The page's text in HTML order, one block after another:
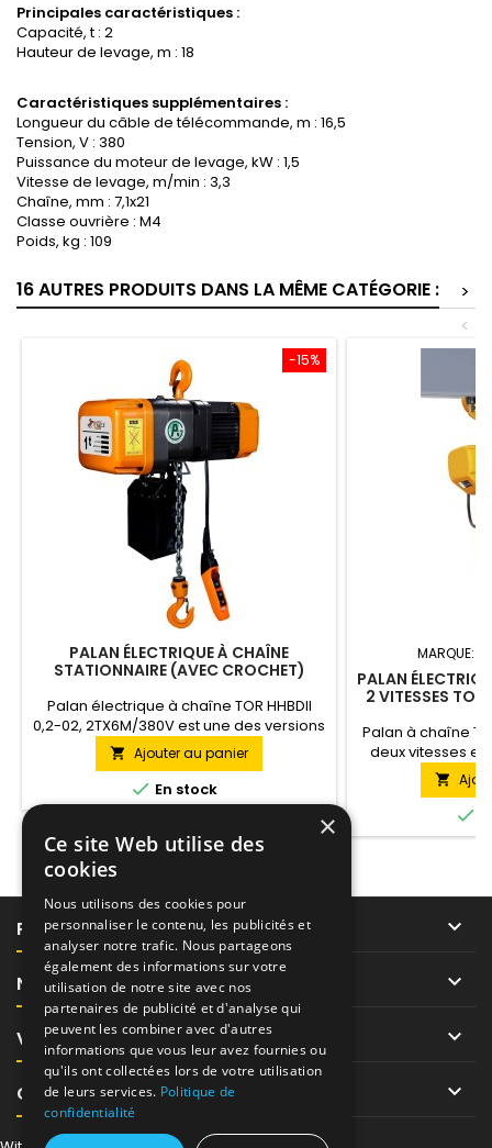
Principales caractéristiques :
Capacité, t : 2
Hauteur de levage, m : 18
Caractéristiques supplémentaires :
Longueur du câble de télécommande, m : 16,5
Tension, V : 380
Puissance du moteur de levage, kW : 1,5
Vitesse de levage, m/min : 3,3
Chaîne, mm : 7,1x21
Classe ouvrière : M4
Poids, kg : 109
16 AUTRES PRODUITS DANS LA MÊME CATÉGORIE :
>
<
-15%
PALAN ÉLECTRIQUE À CHAÎNE
STATIONNAIRE (AVEC CROCHET)
Palan électrique à chaîne TOR HHBDII
0,2-02, 2TX6M/380V est une des versions
du modèle HHBDII. Cette version soulève
des charges pesant jusqu'à 2 tonnes s
jusqu'à une hauteur de 6 mètres. Ce
palan est réalisé en version stationnaire.
 Ajouter au panier
 En stock
MARQUE:
PALAN
2 VITESSES
Palan à chaîne
deux vitesses
modèle HHBD.
charges pesant
une hauteur de
réalisé en


PRODUITS 
NOTRE SOCIÉTÉ 
VOTRE COMPTE 
CONTACT 
×
Ce site Web utilise des
cookies
Nous utilisons des cookies pour
personnaliser le contenu, les publicités et
analyser notre trafic. Nous partageons
également des informations sur votre
utilisation de notre site avec nos
partenaires de publicité et d'analyse qui
peuvent les combiner avec d'autres
informations que vous leur avez fournies ou
qu'ils ont collectées lors de votre utilisation
de leurs services. Politique de
confidentialité